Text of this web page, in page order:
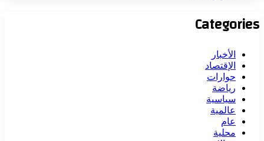
Categories
الأخبار
الإقتصاد
حوارات
رياضة
سياسية
عالمية
عام
محلية